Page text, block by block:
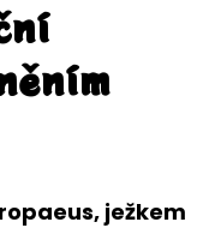
ježkem